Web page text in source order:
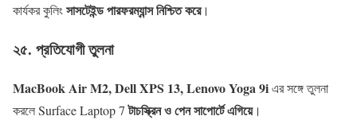
কার্যকর কুলিংসাসটেইন্ড পারফরম্যান্স নিশ্চিত করে।
২৫. প্রতিযোগী তুলনা
MacBook Air M2, Dell XPS 13, Lenovo Yoga 9iএর সঙ্গে তুলনা
করলে Surface Laptop 7টাচস্ক্রিন ও পেন সাপোর্টে এগিয়ে।